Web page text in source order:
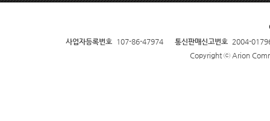
사업자등록번호 107-86-47974 통신판매신고번호 2004-
Copyright ⓒ Arion